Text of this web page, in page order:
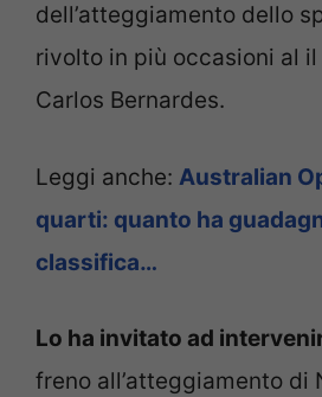
dell’atteggiamento dello
rivolto in più occasioni al
Carlos Bernardes.
Leggi anche: Australian
quarti: quanto ha
classifica…
Lo ha invitato ad
freno all’atteggiamento di